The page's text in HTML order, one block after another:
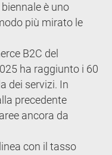
è uno
più mirato le
B2C del
ha raggiunto i 60
dei servizi. In
precedente
ancora da
con il tasso